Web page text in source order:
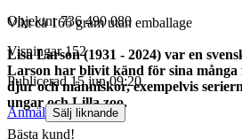
Vikt ca 166 gram utan emballage
Lisa Larson (1931 - 2024) var en
Larson har blivit känd för sina många
djur och människor, exempelvis
ungar och Lilla zoo.
Bästa kund!
Objektnr 736 490 080
Visningar 152
Publicerad 15 jun 09:20
Anmäl Sälj liknande